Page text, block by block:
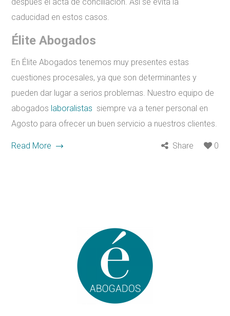
caducidad en estos casos.
Élite Abogados
En Élite Abogados tenemos muy presentes estas
cuestiones procesales, ya que son determinantes y
pueden dar lugar a serios problemas. Nuestro equipo de
abogados laboralistas siempre va a tener personal en
Agosto para ofrecer un buen servicio a nuestros clientes.
Read More Share 0